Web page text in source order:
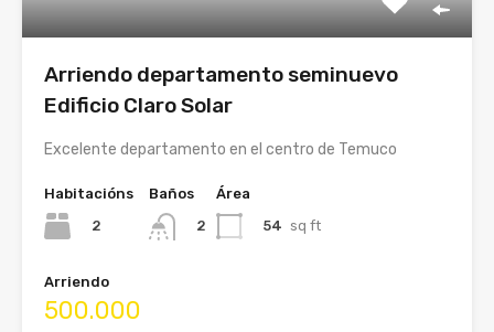
Arriendo departamento seminuevo
Edificio Claro Solar
Excelente departamento en el centro de Temuco
Habitacións
2
Baños
2
Área
54 sq ft
Arriendo
500.000